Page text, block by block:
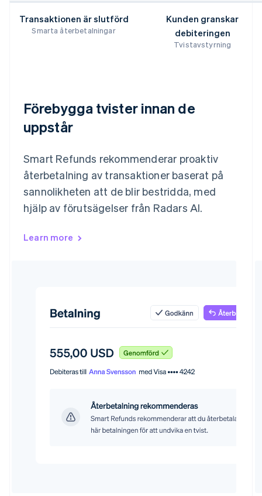
Transaktionen är slutförd
Smarta återbetalningar
Kunden granskar
debiteringen
Tvistavstyrning
Förebygga tvister innan de
uppstår
Smart Refunds rekommenderar proaktiv
återbetalning av transaktioner baserat på
sannolikheten att de blir bestridda, med
hjälp av förutsägelser från Radars AI.
Learn more